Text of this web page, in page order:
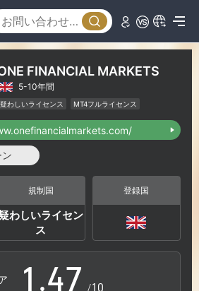
FINANCIAL MARKETS
5-10年間
疑わしいライセンス
MT4フルライセンス
リージョナルブローカー
南アフリカデリバティブ取引ライセンス (EP)取消済み
ハイリスクレベル
規制国
わしいライセン
ス
登録国
0
1 .
0
2
3
4
1
2
3
5
6
7 /10